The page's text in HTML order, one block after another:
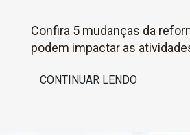
Confira 5 mudanças da
podem impactar as
CONTINUAR LENDO